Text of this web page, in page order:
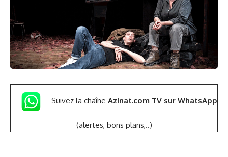
Suivez la chaîne Azinat.com TV sur WhatsApp
(alertes, bons plans,..)